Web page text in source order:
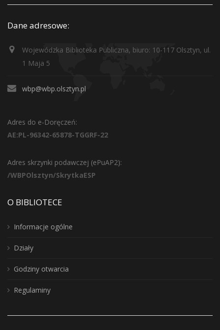
Dane adresowe:
Wojewódzka Biblioteka Publiczna, biuro: 10-117 Olsztyn, ul.
1 Maja 5
wbp@wbp.olsztyn.pl
Adres do e-Doręczeń:
AE:PL-96342-65878-TGGRF-22
Adres skrzynki podawczej (ePuAP2):
/WBPOlsztyn/SkrytkaESP
O BIBLIOTECE
Informacje ogólne
Działy
Godziny otwarcia
Regulaminy